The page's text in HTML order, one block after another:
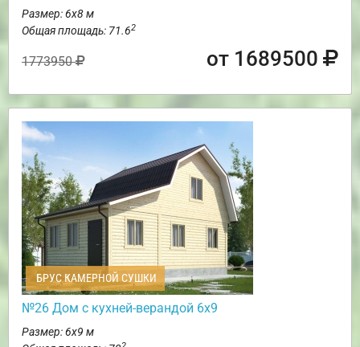
Размер: 6х8 м
Общая площадь: 71.62
1773950 от 1689500
БРУС КАМЕРНОЙ СУШКИ
№26 Дом с кухней-верандой 6х9
Размер: 6х9 м